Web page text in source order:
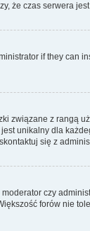
że czas serwera
if they can
związane z rangą
unikalny dla
się z
czy
forów nie